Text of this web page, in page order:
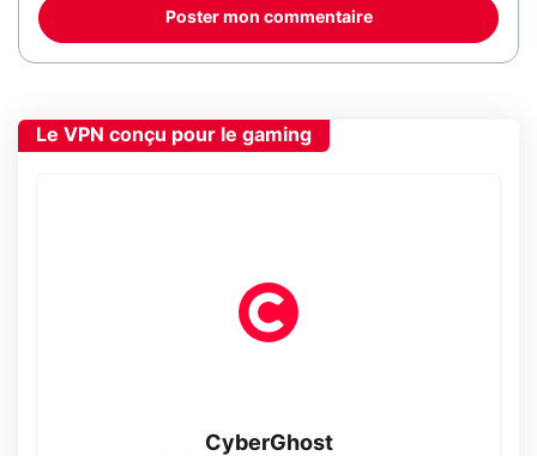
Poster mon commentaire
Le VPN conçu pour le gaming
CyberGhost